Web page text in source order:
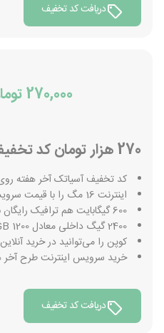
دریافت کد تخفیف
270,000 تومان
270 هزار تومان کد تخفیف آخر هفته آسیاتک
کد تخفیف آسیاتک آخر هفته روی
اینترنت 16 مگ را با قیمت سرویس 8 مگ بر ثانیه بخرید
600 گیگابایت هم ترافیک رایگان بیشتر به عنوان هدیه بگیرید
2400 گیگ داخلی معادل 1200 GB بین الملل فقط 630 تومان
کوپن را می‌توانید در خرید
خرید سرویس اینترنت طرح آخر
دریافت کد تخفیف